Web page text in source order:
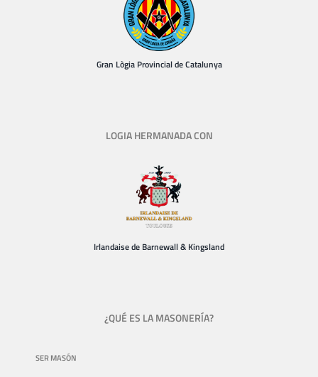
Gran Lògia Provincial de Catalunya
LOGIA HERMANADA CON
Irlandaise de Barnewall & Kingsland
¿QUÉ ES LA MASONERÍA?
SER MASÓN